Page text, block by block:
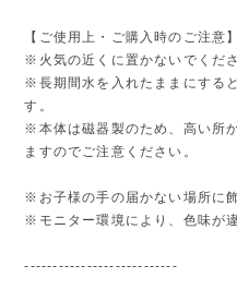
【ご使用上・ご購入時のご注意】
※火気の近くに置かないでくださ
※長期間水を入れたままにする
す。
※本体は磁器製のため、高い所
ますのでご注意ください。
※お子様の手の届かない場所に
※モニター環境により、色味が
---------------------------